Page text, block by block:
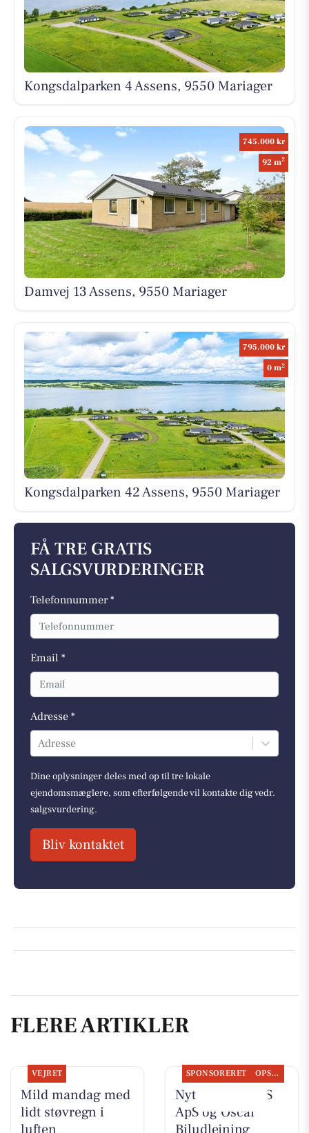
Kongsdalparken 4 Assens, 9550 Mariager
745.000 kr
92 m2
Damvej 13 Assens, 9550 Mariager
795.000 kr
0 m2
Kongsdalparken 42 Assens, 9550 Mariager
FÅ TRE GRATIS
SALGSVURDERINGER
Telefonnummer *
Email *
Adresse *
Adresse
Dine oplysninger deles med op til tre lokale
ejendomsmæglere, som efterfølgende vil kontakte dig vedr.
salgsvurdering.
Bliv kontaktet
FLERE ARTIKLER
VEJRET
Mild mandag med
lidt støvregn i
SPONSORERET OPSLAGSTAVLEN
Nyt fra TT CARS
ApS og Oscar